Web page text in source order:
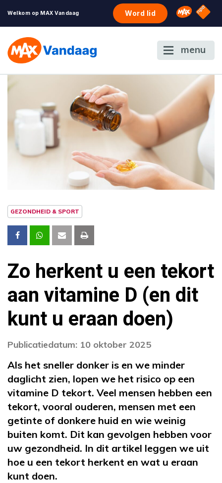
Welkom op MAX Vandaag Word lid Omroep
NPO
menu
GEZONDHEID & SPORT
Zo herkent u een tekort
aan vitamine D (en dit
kunt u eraan doen)
Publicatiedatum: 10 oktober 2025
Als het sneller donker is en we minder
daglicht zien, lopen we het risico op een
vitamine D tekort. Veel mensen hebben een
tekort, vooral ouderen, mensen met een
getinte of donkere huid en wie weinig
buiten komt. Dit kan gevolgen hebben voor
uw gezondheid. In dit artikel leggen we uit
hoe u een tekort herkent en wat u eraan
kunt doen.